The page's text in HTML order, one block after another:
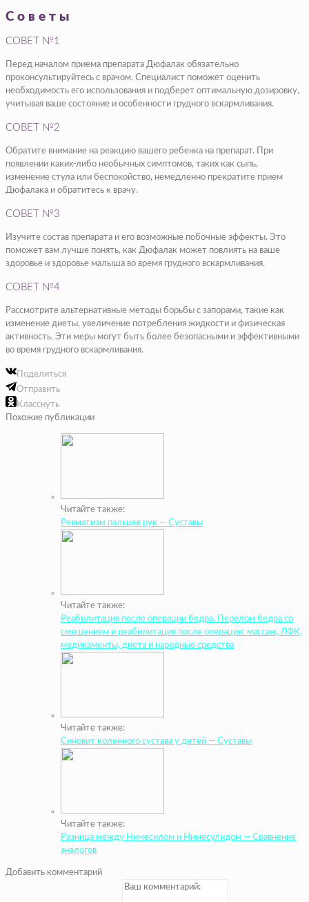
Советы
СОВЕТ №1
Перед началом приема препарата Дюфалак обязательно
проконсультируйтесь с врачом. Специалист поможет оценить
необходимость его использования и подберет оптимальную дозировку,
учитывая ваше состояние и особенности грудного вскармливания.
СОВЕТ №2
Обратите внимание на реакцию вашего ребенка на препарат. При
появлении каких-либо необычных симптомов, таких как сыпь,
изменение стула или беспокойство, немедленно прекратите прием
Дюфалака и обратитесь к врачу.
СОВЕТ №3
Изучите состав препарата и его возможные побочные эффекты. Это
поможет вам лучше понять, как Дюфалак может повлиять на ваше
здоровье и здоровье малыша во время грудного вскармливания.
СОВЕТ №4
Рассмотрите альтернативные методы борьбы с запорами, такие как
изменение диеты, увеличение потребления жидкости и физическая
активность. Эти меры могут быть более безопасными и эффективными
во время грудного вскармливания.
Поделиться
Отправить
Класснуть
Похожие публикации
Читайте также:
Ревматизм пальцев рук — Суставы
Читайте также:
Реабилитация после операции бедра. Перелом бедра со
смещением и реабилитация после операции: массаж, ЛФК,
медикаменты, диета и народные средства
Читайте также:
Синовит коленного сустава у детей — Суставы
Читайте также:
Разница между Нимесилом и Нимесулидом — Сравнение
аналогов
Добавить комментарий